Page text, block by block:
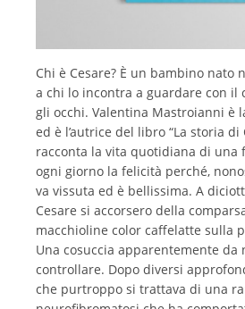
Chi è Cesare? È un bambino nato
a chi lo incontra a guardare con il
gli occhi. Valentina Mastroianni è
ed è l’autrice del libro “La storia di
racconta la vita quotidiana di una
ogni giorno la felicità perché,
va vissuta ed è bellissima. A
Cesare si accorsero della
macchioline color caffelatte sulla
Una cosuccia apparentemente da
controllare. Dopo diversi
che purtroppo si trattava di una